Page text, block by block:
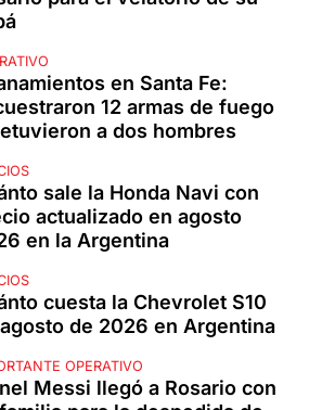
en Santa Fe:
12 armas de fuego
a dos hombres
sale la Honda Navi con
actualizado en agosto
en la Argentina
cuesta la Chevrolet S10
de 2026 en Argentina
OPERATIVO
Messi llegó a Rosario con